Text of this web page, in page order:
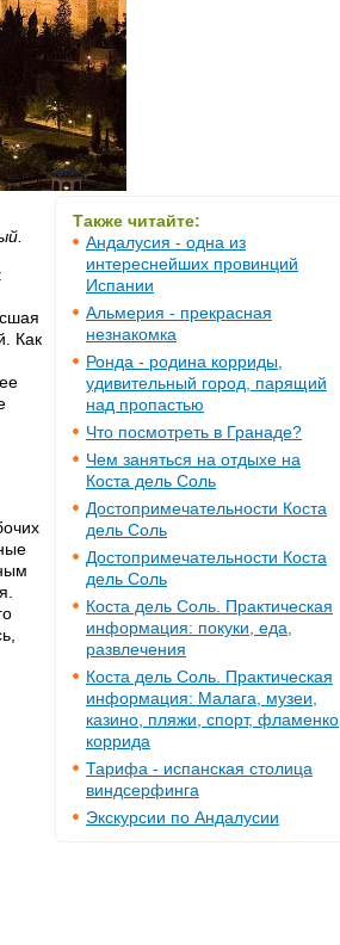
Также читайте:
Андалусия - одна из
интереснейших провинций
Испании
Альмерия - прекрасная
незнакомка
Ронда - родина корриды,
удивительный город, парящий
над пропастью
Что посмотреть в Гранаде?
Чем заняться на отдыхе на
Коста дель Соль
Достопримечательности Коста
дель Соль
Достопримечательности Коста
дель Соль
Коста дель Соль. Практическая
информация: покуки, еда,
развлечения
Коста дель Соль. Практическая
информация: Малага, музеи,
казино, пляжи, спорт, фламенко,
коррида
Тарифа - испанская столица
виндсерфинга
Экскурсии по Андалусии
Как